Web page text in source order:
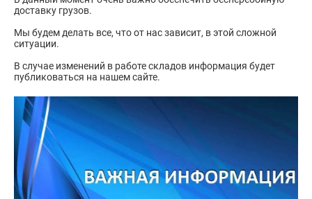
доставку грузов.
Мы будем делать все, что от нас зависит, в этой сложной
ситуации.
В случае изменений в работе складов информация будет
публиковаться на нашем сайте.